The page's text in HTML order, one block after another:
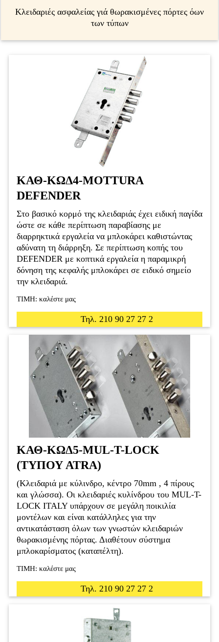
Κλειδαριές ασφαλείας γιά θωρακισμένες πόρτες όων
των τύπων
ΚΑΘ-ΚΩΔ4-MOTTURA
DEFENDER
Στο βασικό κορμό της κλειδαριάς έχει ειδική παγίδα
ώστε σε κάθε περίπτωση παραβίασης με
διαρρηκτικά εργαλεία να μπλοκάρει καθιστώντας
αδύνατη τη διάρρηξη. Σε περίπτωση κοπής του
DEFENDER με κοπτικά εργαλεία η παραμικρή
δόνηση της κεφαλής μπλοκάρει σε ειδικό σημείο
την κλειδαριά.
ΤΙΜΗ: καλέστε μας
Τηλ. 210 90 27 27 2
ΚΑΘ-ΚΩΔ5-MUL-T-LOCK
(ΤΥΠΟΥ ΑΤRA)
(Κλειδαριά με κύλινδρο, κέντρο 70mm , 4 πίρους
και γλώσσα). Οι κλειδαριές κυλίνδρου του MUL-T-
LOCK ITALY υπάρχουν σε μεγάλη ποικιλία
μοντέλων και είναι κατάλληλες για την
αντικατάσταση όλων των γνωστών κλειδαριών
θωρακισμένης πόρτας. Διαθέτουν σύστημα
μπλοκαρίσματος (καταπέλτη).
ΤΙΜΗ: καλέστε μας
Τηλ. 210 90 27 27 2